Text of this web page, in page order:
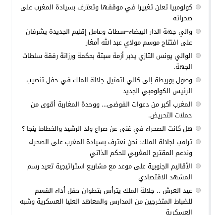
كولومبيا تعلن تغييرا في موقفها وتعترف بسيادة المغرب على
صحرائه
والي جهة الدار البيضاء–سطات وعامل إقليم الجديدة يشرفان
على افتتاح موسم مولاي عبد الله أمغار
الوالي يونس التازي يدبر أزمة سبتة بحكمة ورزانة رفقة سلطات
الجهة.
وصول بوريطة إلى كالي لتمثيل جلالة الملك في حفل تنصيب
الرئيس الكولومبي الجديد
المغرب أكبر من دعوات الفوضى… ووحدة المغاربة أقوى من
حملات التحريض.
هل كانت الصحراء في غنى عن صراع ولد الرشيد والخطاط ينجا ؟
ترامب لجلالة الملك: نحن نعترف بسيادة المغرب على الصحراء
وندعم المقترح المغربي للحكم الذاتي
الأقاليم الجنوبية على موعد مع مشاريع استراتيجية تعيد رسم
المشهد الاقتصادي
عيد العرش .. جلالة الملك يترأس بتطوان حفل أداء القسم
للضباط المتخرجين من المدارس والمعاهد العليا العسكرية وشبه
العسكرية